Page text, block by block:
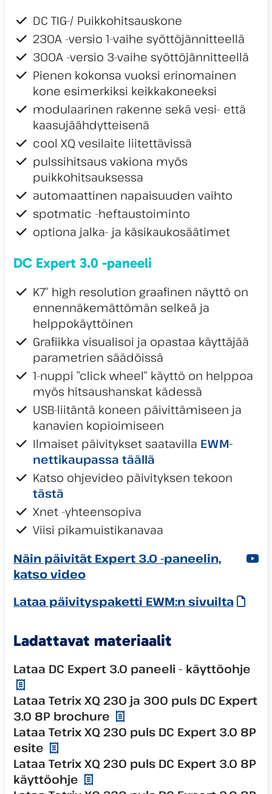
DC TIG-/ Puikkohitsauskone
230A -versio 1-vaihe syöttöjännitteellä
300A -versio 3-vaihe syöttöjännitteellä
Pienen kokonsa vuoksi erinomainen
kone esimerkiksi keikkakoneeksi
modulaarinen rakenne sekä vesi- että
kaasujäähdytteisenä
cool XQ vesilaite liitettävissä
pulssihitsaus vakiona myös
puikkohitsauksessa
automaattinen napaisuuden vaihto
spotmatic -heftaustoiminto
optiona jalka- ja käsikaukosäätimet
DC Expert 3.0 -paneeli
K7″ high resolution graafinen näyttö on
ennennäkemättömän selkeä ja
helppokäyttöinen
Grafiikka visualisoi ja opastaa käyttäjää
parametrien säädöissä
1-nuppi ”click wheel” käyttö on helppoa
myös hitsaushanskat kädessä
USB-liitäntä koneen päivittämiseen ja
kanavien kopioimiseen
Ilmaiset päivitykset saatavilla EWM-
nettikaupassa täällä
Katso ohjevideo päivityksen tekoon
tästä
Xnet -yhteensopiva
Viisi pikamuistikanavaa
Näin päivität Expert 3.0 -paneelin,
katso video
Lataa päivityspaketti EWM:n sivuilta
Ladattavat materiaalit
Lataa DC Expert 3.0 paneeli - käyttöohje
Lataa Tetrix XQ 230 ja 300 puls DC Expert
3.0 8P brochure
Lataa Tetrix XQ 230 puls DC Expert 3.0 8P
esite
Lataa Tetrix XQ 230 puls DC Expert 3.0 8P
käyttöohje